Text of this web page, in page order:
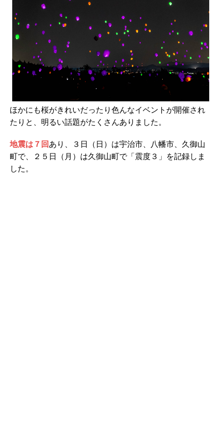
ほかにも桜がきれいだったり色んなイベントが開催され
たりと、明るい話題がたくさんありました。
地震は７回あり、３日（日）は宇治市、八幡市、久御山
町で、２５日（月）は久御山町で「震度３」を記録しま
した。